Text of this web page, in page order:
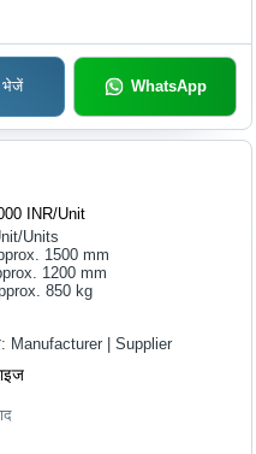
भेजें WhatsApp
INR/Unit
Units
1500 mm
1200 mm
850 kg
Manufacturer | Supplier